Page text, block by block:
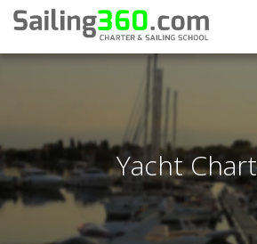
Yacht